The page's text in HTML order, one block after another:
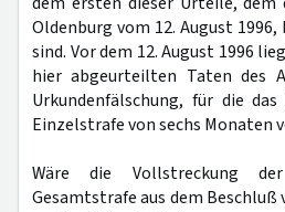
Oldenburg vom 12. August
sind. Vor dem 12. August 1996
hier abgeurteilten Taten des
Urkundenfälschung, für die
Einzelstrafe von sechs Monaten
Wäre die Vollstreckung
Gesamtstrafe aus dem Beschluß